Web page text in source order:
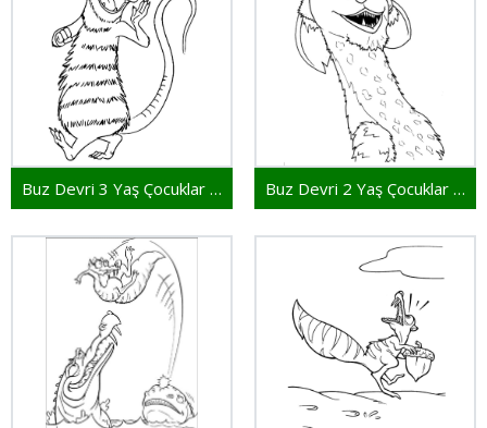
Buz Devri 3 Yaş Çocuklar İçin Buz Devri 2 Yaş Çocuklar İçin